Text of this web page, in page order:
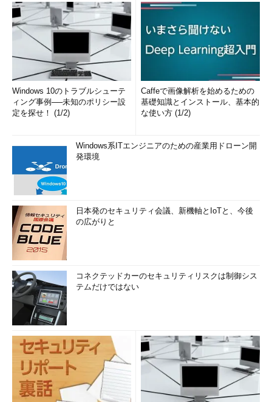
物理アドレスとも呼ばれる。ネットワークアダプターへ固有に
振られている番号だ。通常ネットワークアダプターの出荷時に設
定されており、変更できない。
（9）DHCP有効／無効
DHCP（Dynamic Host Configuration Protocol）が有効かどう
かを示す。
（10）自動構成（APIPA：Automatic Private IP Addressing）
機能の有効／無効
APIPAはWindowsで利用できる自動IPアドレス割り当て機能
だ。とはいえ、APIPAにはDHCPのようにあらかじめ規定された
IPアドレスを振り分ける機能はない。もともとは閉じたネットワ
ーク内で手軽に通信するために規定された特別なIPアドレス
（169.254.0.0～169.254.255.255：リンクローカルアドレスと呼
ばれる、グローバルアドレスやプライベートアドレスなどのよう
にも対応しているものの、ネットワーク構成次第では、APIPAの
アドレスでは接続できないようになっていることも多いだろう。
DHCPによるIP取得がうまくいかなかったときなどに勝手に割
り当てられてしまうので、あまり実用上の意味はない。逆にこの
アドレスが割り当てられた場合は、IPアドレス設定が正常に行わ
れていないと判断することもできる。
（11）IPv6アドレス
Windows 10のトラブルシューテ
ィング事例──未知のポリシー設
定を探せ！ (1/2)
Caffeで画像解析を始めるための
基礎知識とインストール、基本的
な使い方 (1/2)
Windows系ITエンジニアのための産業用ドローン開
発環境
日本発のセキュリティ会議、新機軸とIoTと、今後
の広がりと
コネクテッドカーのセキュリティリスクは制御シス
テムだけではない